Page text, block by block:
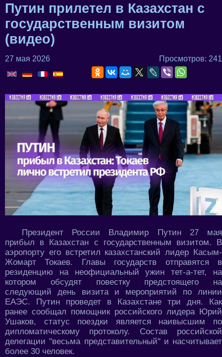
Путин прилетел в Казахстан с
государственным визитом
(видео)
27 мая 2026 Просмотров: 241
Президент России Владимир Путин 27 мая
прибыл в Казахстан с государственным визитом. В
аэропорту его встретил казахстанский лидер Касым-
Жомарт Токаев. Главы государств отправятся в
резиденцию на неофициальный ужин тет-а-тет, на
котором обсудят повестку предстоящего на
следующий день визита и мероприятий по линии
ЕАЭС. Путин проведет в Казахстане три дня. Как
ранее сообщал помощник российского лидера Юрий
Ушаков, статус поездки является наивысшим по
дипломатическому протоколу. Состав российской
делегации "весьма представительный" и насчитывает
более 30 человек.